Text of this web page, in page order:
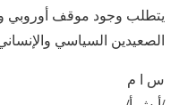
يتطلب وجود موقف أوروبي
الصعيدين السياسي
س ا م